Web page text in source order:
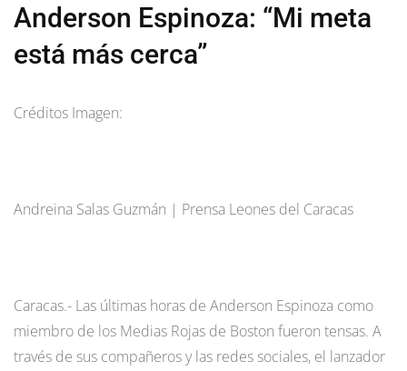
Anderson Espinoza: “Mi meta
está más cerca”
Créditos Imagen:
Andreina Salas Guzmán | Prensa Leones del Caracas
Caracas.- Las últimas horas de Anderson Espinoza como
miembro de los Medias Rojas de Boston fueron tensas. A
través de sus compañeros y las redes sociales, el lanzador